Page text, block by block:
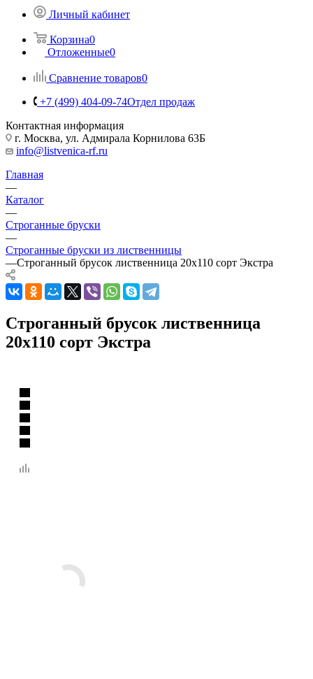
Личный кабинет
Корзина0
Отложенные0
Сравнение товаров0
+7 (499) 404-09-74Отдел продаж
Контактная информация
г. Москва, ул. Адмирала Корнилова 63Б
info@listvenica-rf.ru
Главная
—
Каталог
—
Строганные бруски
—
Строганные бруски из лиственницы
—Строганный брусок лиственница 20х110 сорт Экстра
Строганный брусок лиственница
20х110 сорт Экстра